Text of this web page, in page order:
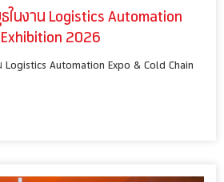
ในงาน Logistics Automation
Exhibition 2026
Logistics Automation Expo & Cold Chain